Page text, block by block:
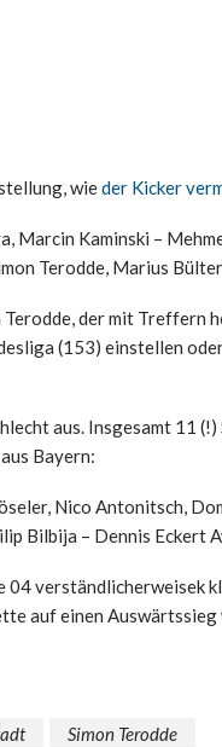
wieder Kicker
Marcin Kaminski –
Terodde, Marius Bülter
der mit Treffern
(153) einstellen
aus. Insgesamt 11
Bayern:
Nico Antonitsch,
Bilbija – Dennis Eckert
04
auf einen
Simon Terodde